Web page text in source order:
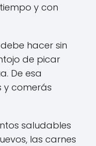
y con
hacer sin
de picar
De esa
y comerás
saludables
las carnes